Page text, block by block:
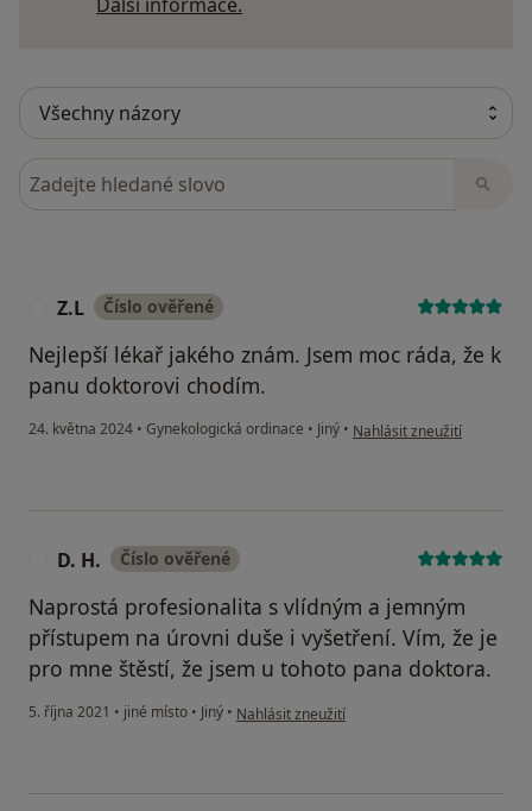
Další informace.
Hledejte v názorech
Z.L Číslo ověřené
Nejlepší lékař jakého znám. Jsem moc ráda, že k
panu doktorovi chodím.
24. května 2024 • Gynekologická ordinace • Jiný • podle názoru uživatele Z.L
Nahlásit zneužití
D. H. Číslo ověřené
Naprostá profesionalita s vlídným a jemným
přístupem na úrovni duše i vyšetření. Vím, že je
pro mne štěstí, že jsem u tohoto pana doktora.
5. října 2021 • jiné místo • Jiný • podle názoru uživatele D. H.
Nahlásit zneužití